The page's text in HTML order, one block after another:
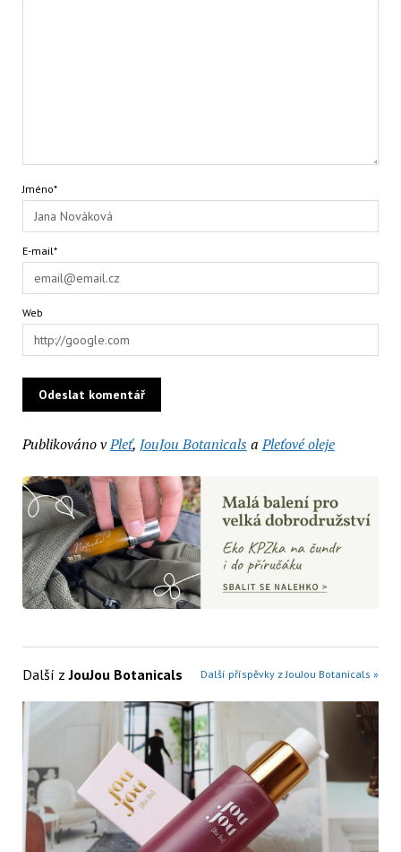
Jméno*
E-mail*
Web
Publikováno vPleť, JouJou BotanicalsaPleťové oleje
Další zJouJou Botanicals Další příspěvky z JouJou Botanicals »